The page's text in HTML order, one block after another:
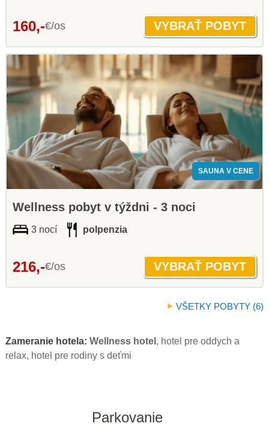
160,-€/os
SAUNA V CENE
Wellness pobyt v týždni - 3 noci
3 nocí polpenzia
216,-€/os
VŠETKY POBYTY (6)
Zameranie hotela: Wellness hotel , hotel pre oddych a
relax, hotel pre rodiny s deťmi
Parkovanie